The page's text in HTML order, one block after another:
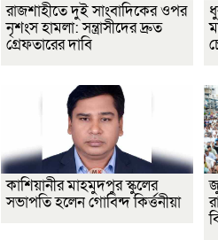
রাজশাহীতে দুই সাংবাদিকের ওপর
নৃশংস হামলা: সন্ত্রাসীদের দ্রুত
গ্রেফতারের দাবি
কাশিয়ানীর মাহমুদপুর স্কুলের
সভাপতি হলেন গোবিন্দ কির্ত্তনীয়া